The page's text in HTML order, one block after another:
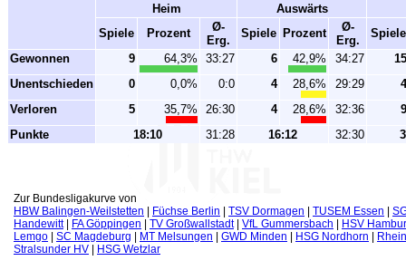
Heim
Auswärts
Spiele
Prozent
Ø-
Erg.
Spiele Prozent
Ø-
Erg.
Spiele
Gewonnen
9 64,3% 33:27 6 42,9% 34:27
15
Unentschieden
0 0,0% 0:0 4 28,6% 29:29
4
Verloren
5 35,7% 26:30 4 28,6% 32:36
9
Punkte
18:10 31:28 16:12 32:30
Zur Bundesligakurve von
HBW Balingen-Weilstetten
Füchse Berlin TSV Dormagen TUSEM Essen
Handewitt| FA Göppingen TV Großwallstadt| VfL Gummersbach
HSV
Lemgo
SC Magdeburg MT Melsungen GWD Minden HSG Nordhorn
Stralsunder HV
HSG Wetzlar